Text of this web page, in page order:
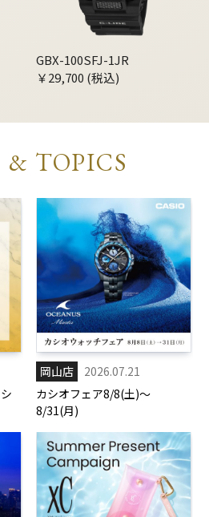
GBX-100SFJ-1JR
￥29,700 (税込)
& TOPICS
岡山店
2026.07.21
カシオフェア8/8(土)～
8/31(月)